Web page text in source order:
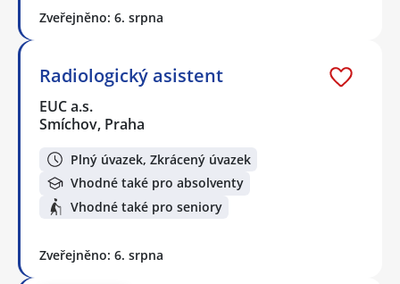
Zveřejněno: 6. srpna
Radiologický asistent
EUC a.s.
Smíchov, Praha
Plný úvazek, Zkrácený úvazek
Vhodné také pro absolventy
Vhodné také pro seniory
Zveřejněno: 6. srpna